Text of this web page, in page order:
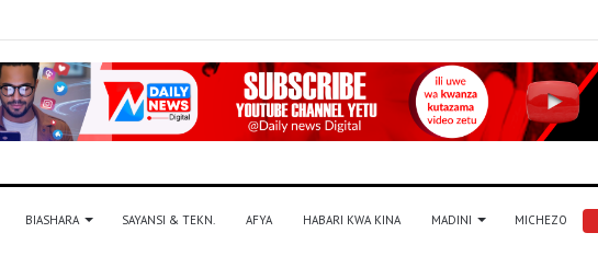
BIASHARA SAYANSI & TEKN. AFYA HABARI KWA KINA MADINI MICHEZO